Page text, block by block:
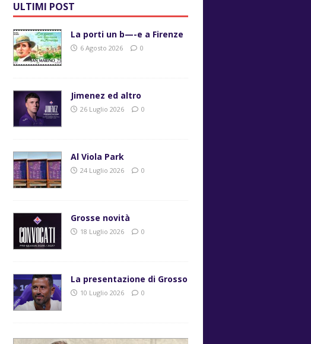
ULTIMI POST
La porti un b—-e a Firenze
6 Agosto 2026 0
Jimenez ed altro
26 Luglio 2026 0
Al Viola Park
24 Luglio 2026 0
Grosse novità
18 Luglio 2026 0
La presentazione di Grosso
10 Luglio 2026 0